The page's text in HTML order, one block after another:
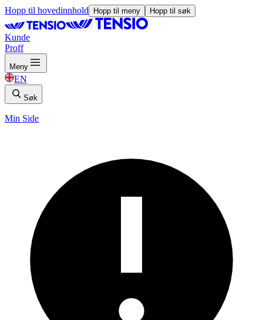
Hopp til hovedinnhold Hopp til meny Hopp til søk
Kunde
Proff
Meny
EN
Søk
Min Side